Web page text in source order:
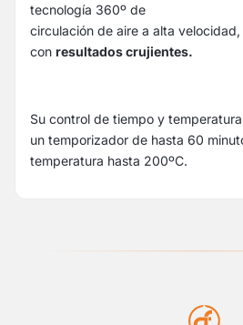
tecnología 360º de
circulación de aire a alta
con resultados crujientes.
Su control de tiempo y
un temporizador de hasta 60
temperatura hasta 200ºC.